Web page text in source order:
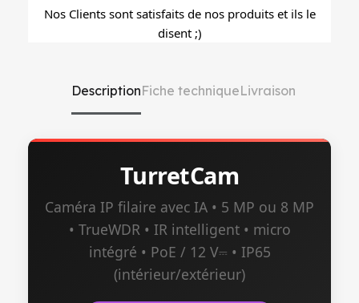
Nos Clients sont satisfaits de nos produits et ils le
disent ;)
DescriptionFiche techniqueLivraison
TurretCam
Caméra IP filaire avec IA • 5 MP ou 8 MP
• TrueWDR • IR intelligent • micro
intégré • PoE / 12 V⎓ • IP65
(intérieur/extérieur)